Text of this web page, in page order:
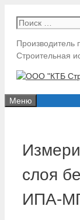
Поиск:
Производитель
Строительная
Меню
слоя
ИПА-